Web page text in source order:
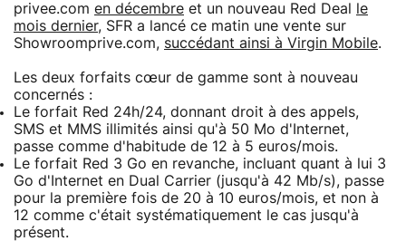
privee.com en décembre et un nouveau Red Deal
le
mois dernier, SFR a lancé ce matin une vente sur
Showroomprive.com, succédant ainsi à Virgin Mobile.
Les deux forfaits cœur de gamme sont à nouveau
concernés :
Le forfait Red 24h/24, donnant droit à des appels,
SMS et MMS illimités ainsi qu'à 50 Mo d'Internet,
passe comme d'habitude de 12 à 5 euros/mois.
Le forfait Red 3 Go en revanche, incluant quant à lui 3
Go d'Internet en Dual Carrier (jusqu'à 42 Mb/s), passe
pour la première fois de 20 à 10 euros/mois, et non à
12 comme c'était systématiquement le cas jusqu'à
présent.